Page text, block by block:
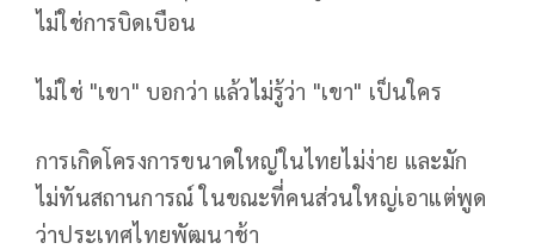
ไม่ใช่การบิดเบือน
ไม่ใช่ "เขา" บอกว่า แล้วไม่รู้ว่า "เขา" เป็นใคร
การเกิดโครงการขนาดใหญ่ในไทยไม่ง่าย และมัก
ไม่ทันสถานการณ์ ในขณะที่คนส่วนใหญ่เอาแต่พูด
ว่าประเทศไทยพัฒนาช้า